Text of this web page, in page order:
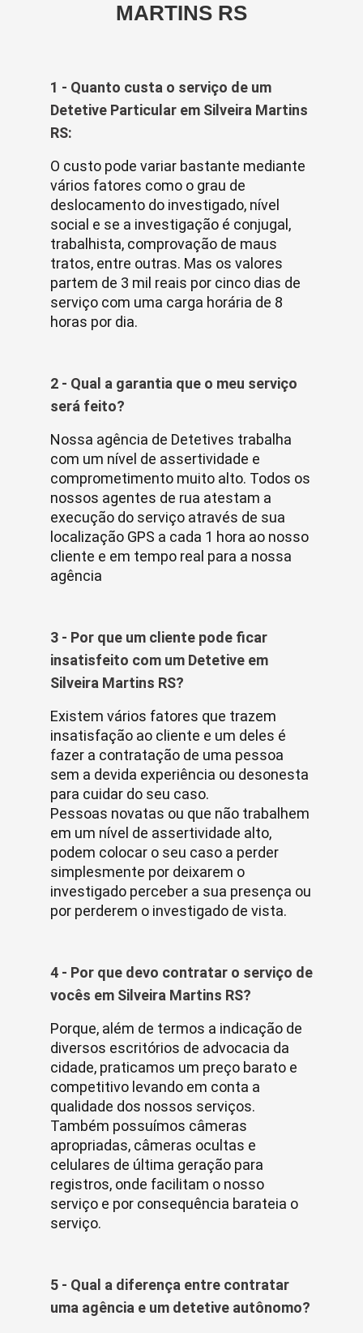
MARTINS RS
1 - Quanto custa o serviço de um
Detetive Particular em Silveira Martins
RS:
O custo pode variar bastante mediante
vários fatores como o grau de
deslocamento do investigado, nível
social e se a investigação é conjugal,
trabalhista, comprovação de maus
tratos, entre outras. Mas os valores
partem de 3 mil reais por cinco dias de
serviço com uma carga horária de 8
horas por dia.
2 - Qual a garantia que o meu serviço
será feito?
Nossa agência de Detetives trabalha
com um nível de assertividade e
comprometimento muito alto. Todos os
nossos agentes de rua atestam a
execução do serviço através de sua
localização GPS a cada 1 hora ao nosso
cliente e em tempo real para a nossa
agência
3 - Por que um cliente pode ficar
insatisfeito com um Detetive em
Silveira Martins RS?
Existem vários fatores que trazem
insatisfação ao cliente e um deles é
fazer a contratação de uma pessoa
sem a devida experiência ou desonesta
para cuidar do seu caso.
Pessoas novatas ou que não trabalhem
em um nível de assertividade alto,
podem colocar o seu caso a perder
simplesmente por deixarem o
investigado perceber a sua presença ou
por perderem o investigado de vista.
4 - Por que devo contratar o serviço de
vocês em Silveira Martins RS?
Porque, além de termos a indicação de
diversos escritórios de advocacia da
cidade, praticamos um preço barato e
competitivo levando em conta a
qualidade dos nossos serviços.
Também possuímos câmeras
apropriadas, câmeras ocultas e
celulares de última geração para
registros, onde facilitam o nosso
serviço e por consequência barateia o
serviço.
5 - Qual a diferença entre contratar
uma agência e um detetive autônomo?